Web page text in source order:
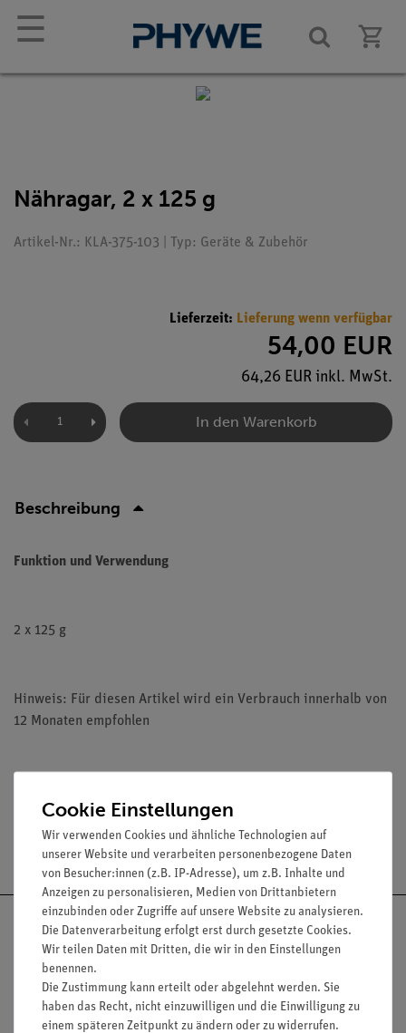
☰
Nähragar, 2 x 125 g
Artikel-Nr.: KLA-375-103 | Typ: Geräte & Zubehör
Lieferzeit: Lieferung wenn verfügbar
54,00 EUR
64,26 EUR inkl. MwSt.
In den Warenkorb
Beschreibung
Funktion und Verwendung
2 x 125 g
Hinweis: Für diesen Artikel wird ein Verbrauch innerhalb von
12 Monaten empfohlen
Versandkostenfrei ab 300,- €
Nach oben
Cookie Einstellungen
Wir verwenden Cookies und ähnliche Technologien auf
unserer Website und verarbeiten personenbezogene Daten
von Besucher:innen (z.B. IP-Adresse), um z.B. Inhalte und
Anzeigen zu personalisieren, Medien von Drittanbietern
einzubinden oder Zugriffe auf unsere Website zu analysieren.
Die Datenverarbeitung erfolgt erst durch gesetzte Cookies.
Wir teilen Daten mit Dritten, die wir in den Einstellungen
benennen.
Die Zustimmung kann erteilt oder abgelehnt werden. Sie
haben das Recht, nicht einzuwilligen und die Einwilligung zu
einem späteren Zeitpunkt zu ändern oder zu widerrufen.